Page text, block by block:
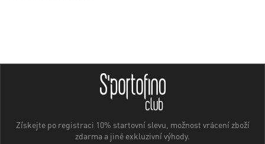
Získejte po registraci 10% startovní slevu, možnost vrácení zboží
zdarma a jiné exkluzivní výhody.